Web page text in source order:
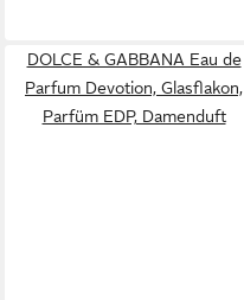
DOLCE & GABBANA Eau de
Parfum Devotion, Glasflakon,
Parfüm EDP, Damenduft